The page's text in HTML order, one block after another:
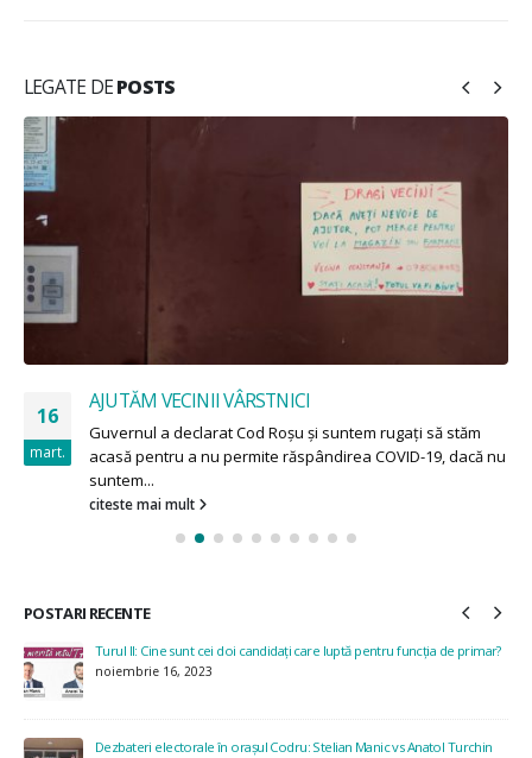
LEGATE DEPOSTS
16
mart.
AJUTĂM VECINII VÂRSTNICI
Guvernul a declarat Cod Roșu și suntem rugați să stăm
acasă pentru a nu permite răspândirea COVID-19, dacă nu
suntem...
citeste mai mult
POSTARI RECENTE
Turul II: Cine sunt cei doi candidați care luptă pentru funcția de primar?
noiembrie 16, 2023
Dezbateri electorale în orașul Codru: Stelian Manic vs Anatol Turchin